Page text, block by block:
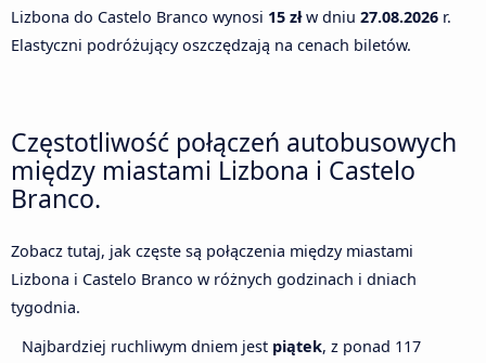
Lizbona do Castelo Branco wynosi 15 złw dniu 27.08.2026 r.
Elastyczni podróżujący oszczędzają na cenach biletów.
Częstotliwość połączeń autobusowych
między miastami Lizbona i Castelo
Branco.
Zobacz tutaj, jak częste są połączenia między miastami
Lizbona i Castelo Branco w różnych godzinach i dniach
tygodnia.
Najbardziej ruchliwym dniem jest piątek, z ponad 117